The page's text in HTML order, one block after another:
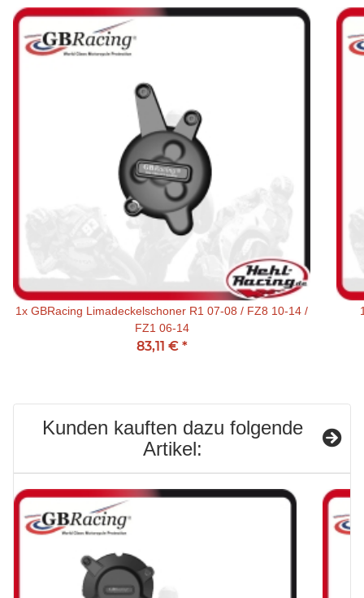
1x GBRacing Limadeckelschoner R1 07-08 / FZ8 10-14 /
FZ1 06-14
83,11 € *
Kunden kauften dazu folgende
Artikel: